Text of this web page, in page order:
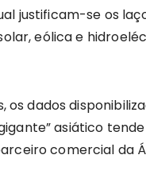
justificam-se os
eólica e
dados
asiático
comercial da